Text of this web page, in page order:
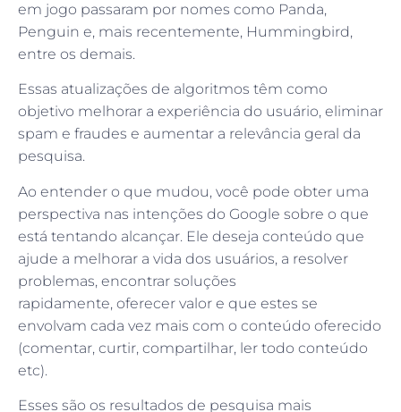
em jogo passaram por nomes como Panda,
Penguin e, mais recentemente, Hummingbird,
entre os demais.
Essas atualizações de algoritmos têm como
objetivo melhorar a experiência do usuário, eliminar
spam e fraudes e aumentar a relevância geral da
pesquisa.
Ao entender o que mudou, você pode obter uma
perspectiva nas intenções do Google sobre o que
está tentando alcançar. Ele deseja conteúdo que
ajude a melhorar a vida dos usuários, a resolver
problemas, encontrar soluções
rapidamente, oferecer valor e que estes se
envolvam cada vez mais com o conteúdo oferecido
(comentar, curtir, compartilhar, ler todo conteúdo
etc).
Esses são os resultados de pesquisa mais